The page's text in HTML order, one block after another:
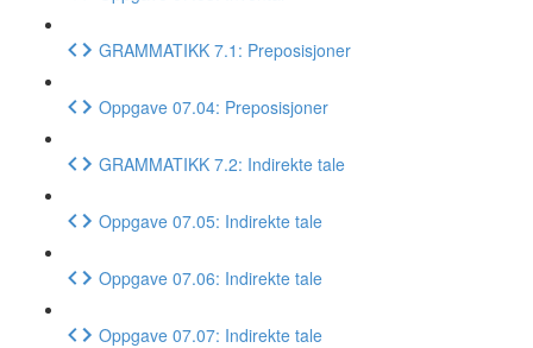
GRAMMATIKK 7.1: Preposisjoner
Oppgave 07.04: Preposisjoner
GRAMMATIKK 7.2: Indirekte tale
Oppgave 07.05: Indirekte tale
Oppgave 07.06: Indirekte tale
Oppgave 07.07: Indirekte tale